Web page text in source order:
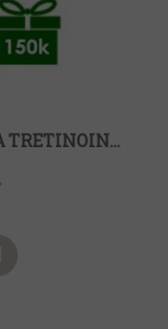
KEM ĐIỀU TRỊ MỤN, NÁM LÃO HOÁ DA TRETINOIN 0.05%